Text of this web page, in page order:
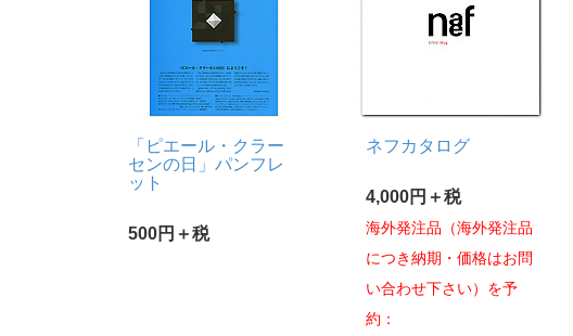
「ピエール・クラー
センの日」パンフレ
ット
500円＋税
ネフカタログ
4,000円＋税
海外発注品（海外発注品
につき納期・価格はお問
い合わせ下さい）を予
約：